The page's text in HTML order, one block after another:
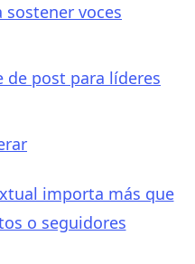
sostener voces
de post para líderes
importa más que
o seguidores